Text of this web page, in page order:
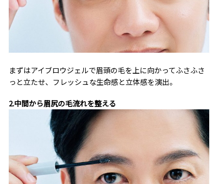
まずはアイブロウジェルで眉頭の毛を上に向かってふさふさ
っと立たせ、フレッシュな生命感と立体感を演出。
2.中間から眉尻の毛流れを整える